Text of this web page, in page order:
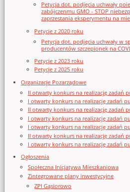
Petycja dot. podjęcia uchwały
zabójczenmu GMO - STOP
zaprzestania eksperymentu na
Petycje z 2020 roku
Petycja dot. podjęcia uchwały w
producentów szczepionek na
Petycje z 2023 roku
Petycje z 2025 roku
Organizacje Pozarządowe
II otwarty konkurs na realizację zadań
I otwarty konkurs na realizację zadań
II otwarty konkurs na realizację zadań
I otwarty konkurs na realizację zadań
I otwarty konkurs na realizację zadań
II otwarty konkurs na realizację zadań
I otwarty konkurs na realizację zadań
Ogłoszenia
Społeczna Inicjatywa Mieszkaniowa
Zintegrowane plany inwestycyjne
ZPI Gąsiorowo